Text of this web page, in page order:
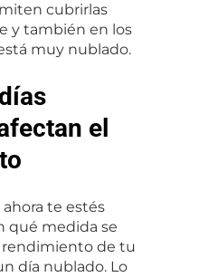
cubrirlas
y también en los
muy nublado.
el
te estés
qué medida se
rendimiento de tu
día nublado. Lo